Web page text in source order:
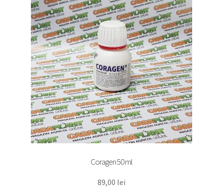
Coragen 50 ml
89,00 lei